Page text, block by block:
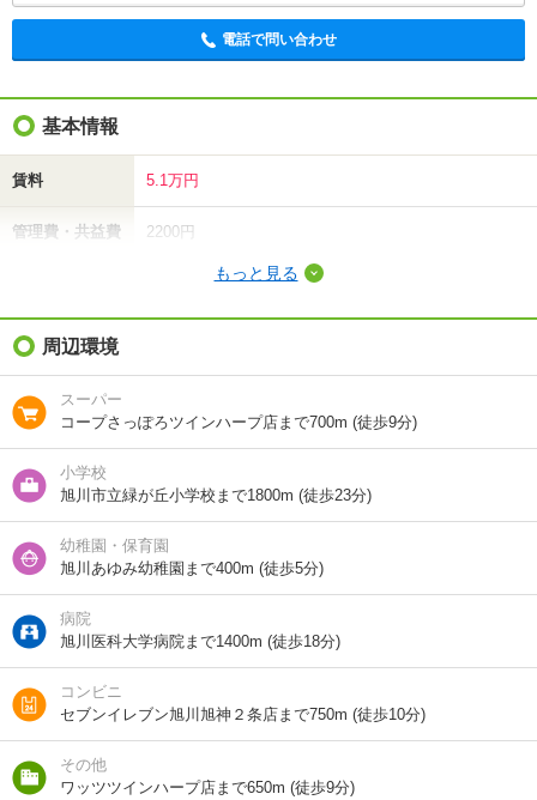
電話で問い合わせ
基本情報
賃料 5.1万円
管理費・共益費 2200円
礼金（敷引・償
却金）
間取り / 専有面
積
2LDK / 62.62m²
種別 / 構造
総戸数 8戸
向き
住所 北海道旭川市旭神一条５
交通
ＪＲ函館本線/旭川駅 バス13分 (バス停)旭神２条５丁
もっと見る
周辺環境
スーパー
コープさっぽろツインハープ店まで700m (徒歩9分)
小学校
旭川市立緑が丘小学校まで1800m (徒歩23分)
幼稚園・保育園
旭川あゆみ幼稚園まで400m (徒歩5分)
病院
旭川医科大学病院まで1400m (徒歩18分)
コンビニ
セブンイレブン旭川旭神２条店まで750m (徒歩10分)
その他
ワッツツインハープ店まで650m (徒歩9分)